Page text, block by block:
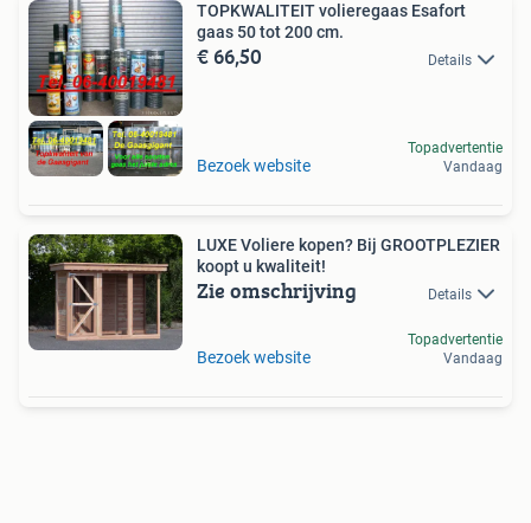
TOPKWALITEIT volieregaas Esafort
gaas 50 tot 200 cm.
€ 66,50 Details
Bezoek website
Topadvertentie
Vandaag
LUXE Voliere kopen? Bij GROOTPLEZIER
koopt u kwaliteit!
Zie omschrijving Details
Bezoek website
Topadvertentie
Vandaag